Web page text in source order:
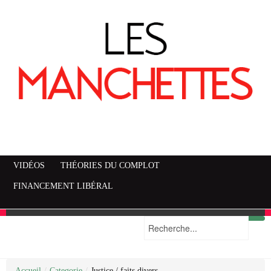
VIDÉOS THÉORIES DU COMPLOT
FINANCEMENT LIBÉRAL